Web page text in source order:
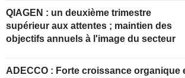
QIAGEN : un deuxième trimestre
supérieur aux attentes ; maintien des
objectifs annuels à l'image du secteur
ADECCO : Forte croissance organique et